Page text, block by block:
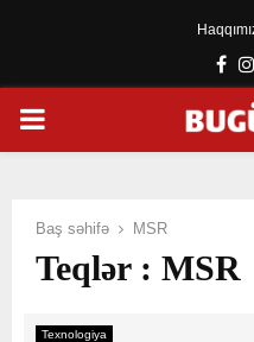
PRIMARY
Baş səhifə MSR
Teqlər : MSR
Texnologiya